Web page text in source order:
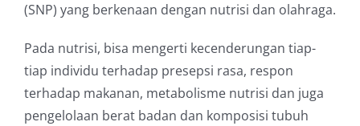
(SNP) yang berkenaan dengan nutrisi dan olahraga.
Pada nutrisi, bisa mengerti kecenderungan tiap-
tiap individu terhadap presepsi rasa, respon
terhadap makanan, metabolisme nutrisi dan juga
pengelolaan berat badan dan komposisi tubuh